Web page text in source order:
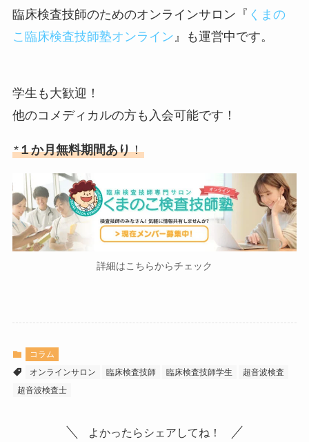
臨床検査技師のためのオンラインサロン『 くまの
こ臨床検査技師塾オンライン』も運営中です。
学生も大歓迎！
他のコメディカルの方も入会可能です！
*１か月無料期間あり！
詳細はこちらからチェック
コラム
オンラインサロン
臨床検査技師 臨床検査技師学生
超音波検査
超音波検査士
よかったらシェアしてね！